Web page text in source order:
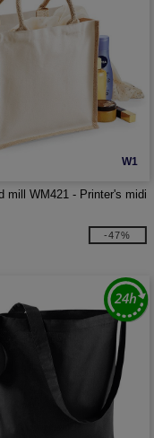
W1
mill WM421 - Printer's midi
-47%